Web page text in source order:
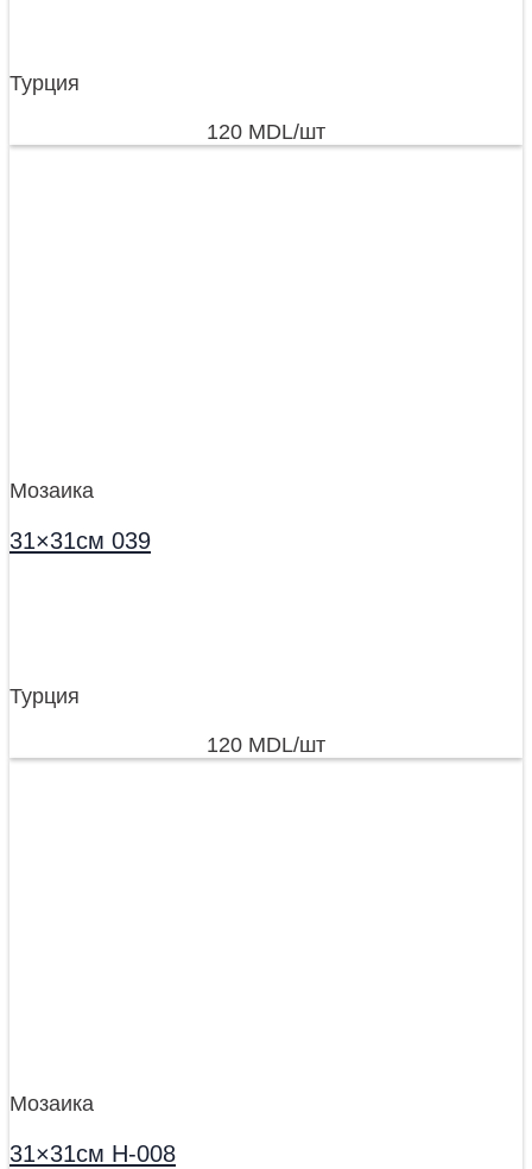
Турция
120 MDL/шт
Мозаика
31×31см 039
Турция
120 MDL/шт
Мозаика
31×31см H-008